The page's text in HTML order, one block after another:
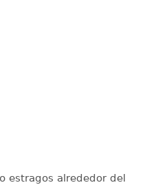
estragos alrededor del